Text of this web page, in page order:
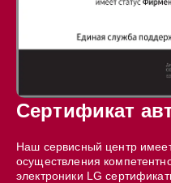
Сертификат
Наш сервисный центр
осуществления
электроники LG